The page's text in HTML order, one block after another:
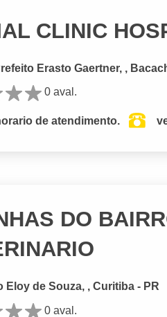
CLINIC
Erasto Gaertner, ,
0 aval.
de atendimento.
DO
Eloy de Souza, , Curitiba - PR
0 aval.